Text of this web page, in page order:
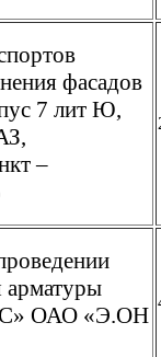
фасадов
7 лит Ю,
–
арматуры
ОАО «Э.ОН